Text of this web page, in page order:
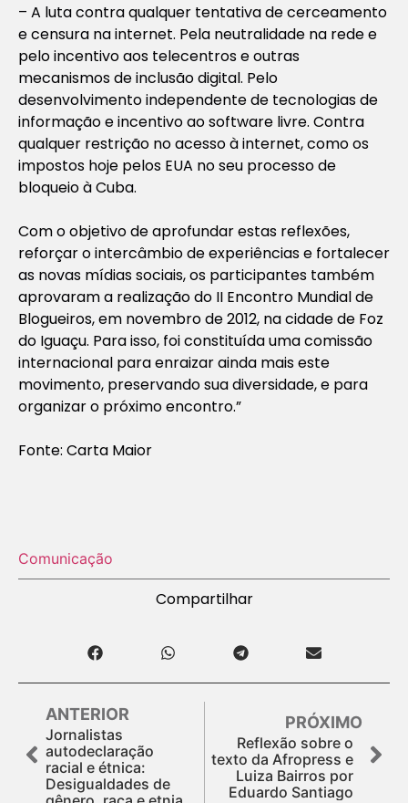
– A luta contra qualquer tentativa de cerceamento
e censura na internet. Pela neutralidade na rede e
pelo incentivo aos telecentros e outras
mecanismos de inclusão digital. Pelo
desenvolvimento independente de tecnologias de
informação e incentivo ao software livre. Contra
qualquer restrição no acesso à internet, como os
impostos hoje pelos EUA no seu processo de
bloqueio à Cuba.
Com o objetivo de aprofundar estas reflexões,
reforçar o intercâmbio de experiências e fortalecer
as novas mídias sociais, os participantes também
aprovaram a realização do II Encontro Mundial de
Blogueiros, em novembro de 2012, na cidade de Foz
do Iguaçu. Para isso, foi constituída uma comissão
internacional para enraizar ainda mais este
movimento, preservando sua diversidade, e para
organizar o próximo encontro.”
Fonte: Carta Maior
Comunicação
Compartilhar
ANTERIOR
Jornalistas
autodeclaração
racial e étnica:
Desigualdades de
PRÓXIMO
Reflexão sobre o
texto da Afropress e
Luiza Bairros por
Eduardo Santiago